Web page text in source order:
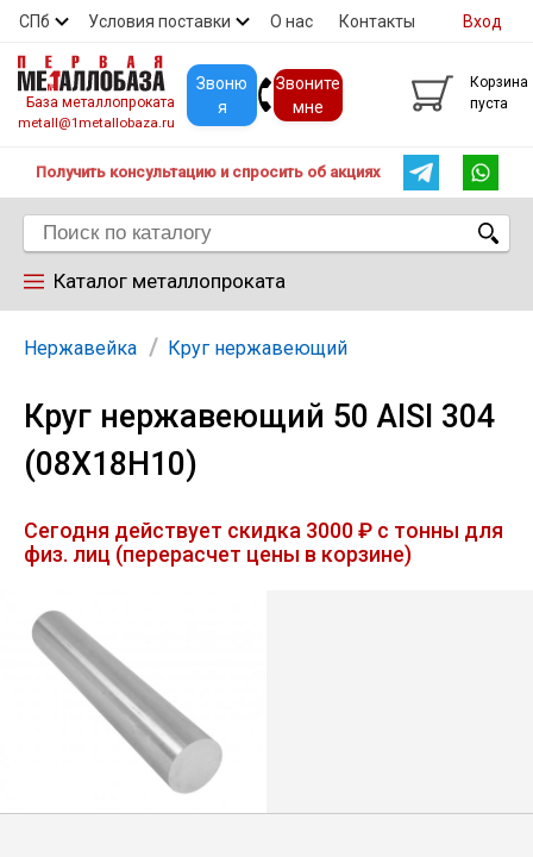
СПб Условия поставки О нас Контакты
Скидки Прайс Покупателям
Вход
База металлопроката
metall@1metallobaza.ru
Звоню
я
Звоните
мне
Корзина
пуста
Получить консультацию и спросить об акциях
Каталог металлопроката
Арматура
Труба профильная
Лист
Балка
Швеллер
Нержавейка Круг нержавеющий
Круг нержавеющий 50 AISI 304
(08Х18Н10)
Сегодня действует скидка 3000 ₽ с тонны для
физ. лиц (перерасчет цены в корзине)